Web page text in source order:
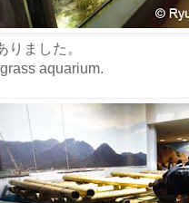
りました。
aquarium.